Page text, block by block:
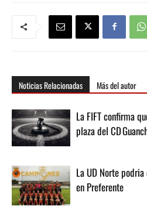
Noticias Relacionadas Más del autor
La FIFT confirma
plaza del CD
La UD Norte
en Preferente